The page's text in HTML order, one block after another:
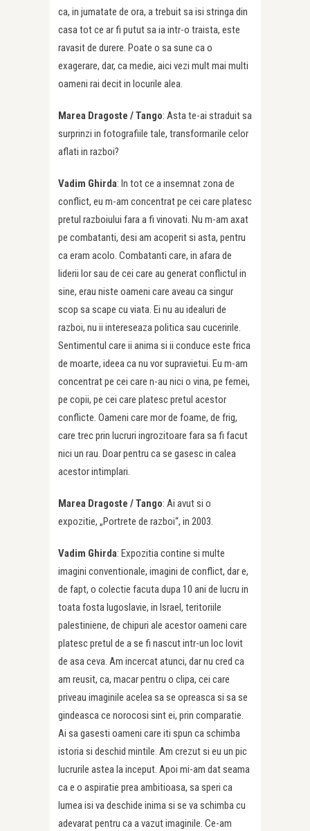
ca, in jumatate de ora, a trebuit sa isi stringa din
casa tot ce ar fi putut sa ia intr-o traista, este
ravasit de durere. Poate o sa sune ca o
exagerare, dar, ca medie, aici vezi mult mai multi
oameni rai decit in locurile alea.
Marea Dragoste /Tango: Asta te-ai straduit sa
surprinzi in fotografiile tale, transformarile celor
aflati in razboi?
Vadim Ghirda: In tot ce a insemnat zona de
conflict, eu m-am concentrat pe cei care platesc
pretul razboiului fara a fi vinovati. Nu m-am axat
pe combatanti, desi am acoperit si asta, pentru
ca eram acolo. Combatanti care, in afara de
liderii lor sau de cei care au generat conflictul in
sine, erau niste oameni care aveau ca singur
scop sa scape cu viata. Ei nu au idealuri de
razboi, nu ii intereseaza politica sau cuceririle.
Sentimentul care ii anima si ii conduce este frica
de moarte, ideea ca nu vor supravietui. Eu m-am
concentrat pe cei care n-au nici o vina, pe femei,
pe copii, pe cei care platesc pretul acestor
conflicte. Oameni care mor de foame, de frig,
care trec prin lucruri ingrozitoare fara sa fi facut
nici un rau. Doar pentru ca se gasesc in calea
acestor intimplari.
Marea Dragoste /Tango: Ai avut si o
expozitie, „Portrete de razboi“, in 2003.
Vadim Ghirda: Expozitia contine si multe
imagini conventionale, imagini de conflict, dar e,
de fapt, o colectie facuta dupa 10 ani de lucru in
toata fosta Iugoslavie, in Israel, teritoriile
palestiniene, de chipuri ale acestor oameni care
platesc pretul de a se fi nascut intr-un loc lovit
de asa ceva. Am incercat atunci, dar nu cred ca
am reusit, ca, macar pentru o clipa, cei care
priveau imaginile acelea sa se opreasca si sa se
gindeasca ce norocosi sint ei, prin comparatie.
Ai sa gasesti oameni care iti spun ca schimba
istoria si deschid mintile. Am crezut si eu un pic
lucrurile astea la inceput. Apoi mi-am dat seama
ca e o aspiratie prea ambitioasa, sa speri ca
lumea isi va deschide inima si se va schimba cu
adevarat pentru ca a vazut imaginile. Ce-am